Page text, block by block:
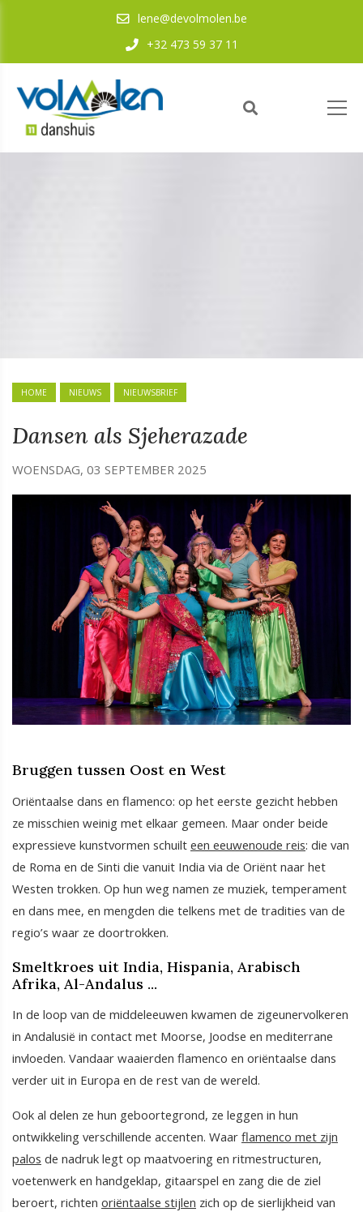
lene@devolmolen.be
+32 473 59 37 11
HOME NIEUWS NIEUWSBRIEF
Dansen als Sjeherazade
WOENSDAG, 03 SEPTEMBER 2025
Bruggen tussen Oost en West
Oriëntaalse dans en flamenco: op het eerste gezicht hebben
ze misschien weinig met elkaar gemeen. Maar onder beide
expressieve kunstvormen schuilt een eeuwenoude reis: die van
de Roma en de Sinti die vanuit India via de Oriënt naar het
Westen trokken. Op hun weg namen ze muziek, temperament
en dans mee, en mengden die telkens met de tradities van de
regio’s waar ze doortrokken.
Smeltkroes uit India, Hispania, Arabisch
Afrika, Al-Andalus ...
In de loop van de middeleeuwen kwamen de zigeunervolkeren
in Andalusië in contact met Moorse, Joodse en mediterrane
invloeden. Vandaar waaierden flamenco en oriëntaalse dans
verder uit in Europa en de rest van de wereld.
Ook al delen ze hun geboortegrond, ze leggen in hun
ontwikkeling verschillende accenten. Waar flamenco met zijn
palos de nadruk legt op maatvoering en ritmestructuren,
voetenwerk en handgeklap, gitaarspel en zang die de ziel
beroert, richten oriëntaalse stijlen zich op de sierlijkheid van